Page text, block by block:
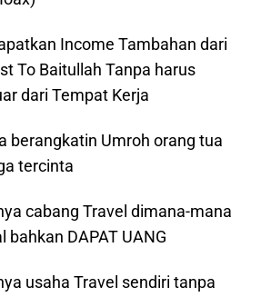
Income Tambahan dari
To Baitullah Tanpa harus
dari Tempat Kerja
berangkatin Umroh orang tua
tercinta
cabang Travel dimana-mana
bahkan DAPAT UANG
usaha Travel sendiri tanpa